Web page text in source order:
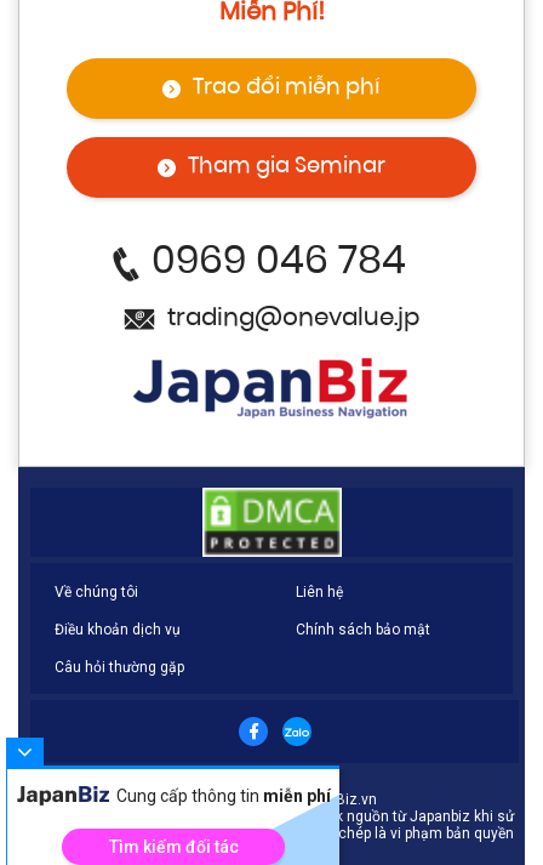
Miễn Phí!
Trao đổi miễn phí
Tham gia Seminar
0969 046 784
trading@onevalue.jp
Về chúng tôi Liên hệ
Điều khoản dịch vụ Chính sách bảo mật
Câu hỏi thường gặp
Cung cấp thông tin miễn phí
Tìm kiếm đối tác
© Copyright 2021 - JapanBiz.vn
Bản quyền thuộc về Japanbiz. Yêu cầu dẫn link nguồn từ Japanbiz khi sử
dụng nội dung của chúng tôi. Mọi hành vi sao chép là vi phạm bản quyền
của Japanbiz.